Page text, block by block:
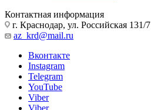
Контактная информация
г. Краснодар, ул. Российская 131/7
az_krd@mail.ru
Вконтакте
Instagram
Telegram
YouTube
Viber
Viber